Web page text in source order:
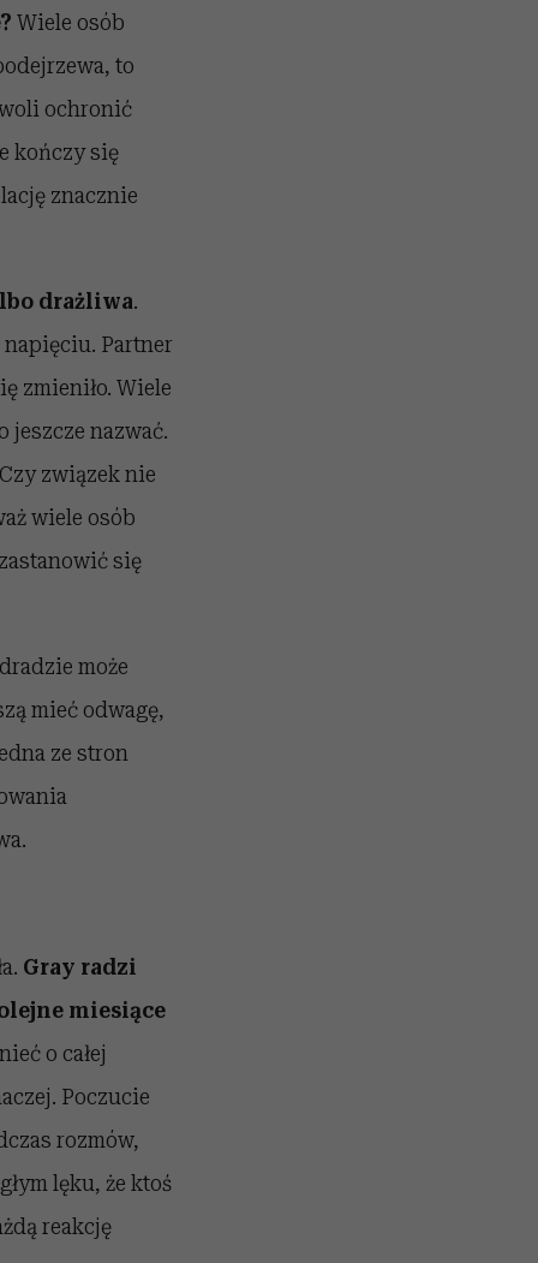
Wiele osób
to
ochronić
kończy się
znacznie
drażliwa.
napięciu. Partner
zmieniło. Wiele
nazwać.
związek nie
wiele osób
się
może
mieć odwagę,
ze stron
Gray radzi
miesiące
o całej
Poczucie
rozmów,
lęku, że ktoś
reakcję